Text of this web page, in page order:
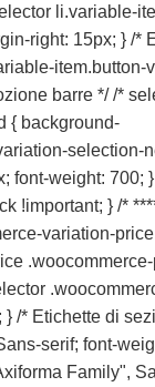
li.variable-
right: 15px; } /*
item.button-
barre */ /*
{ background-
selection-
font-weight: 700;
!important; } /*
variation-
/* Etichette di
serif; font-
Family",